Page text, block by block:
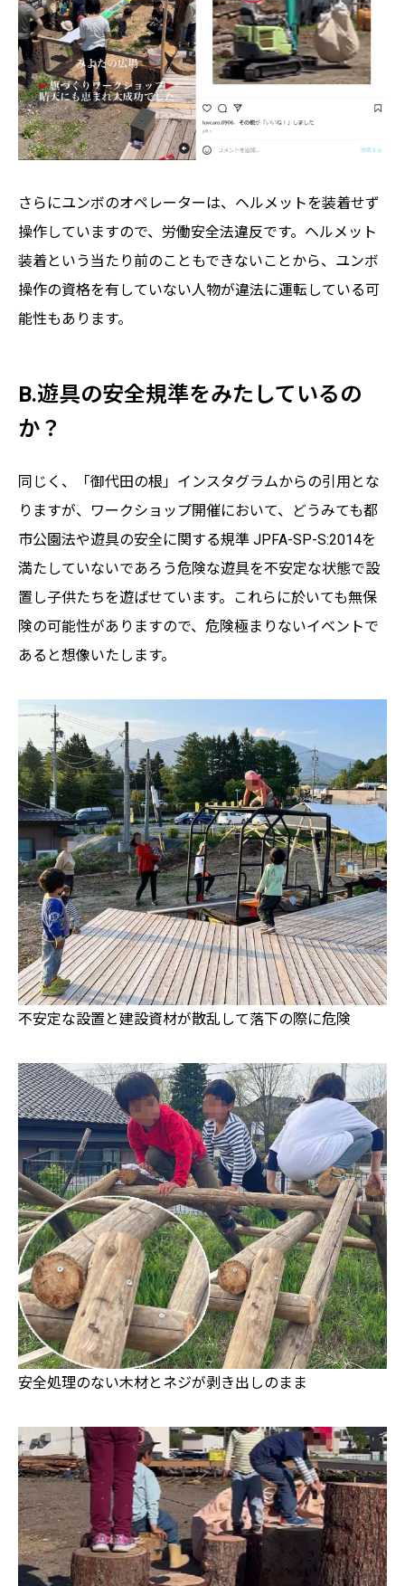
さらにユンボのオペレーターは、ヘルメットを装着せず
操作していますので、労働安全法違反です。ヘルメット
装着という当たり前のこともできないことから、ユンボ
操作の資格を有していない人物が違法に運転している可
能性もあります。
B.遊具の安全規準をみたしているの
か？
同じく、「御代田の根」インスタグラムからの引用とな
りますが、ワークショップ開催において、どうみても都
市公園法や遊具の安全に関する規準 JPFA-SP-S:2014を
満たしていないであろう危険な遊具を不安定な状態で設
置し子供たちを遊ばせています。これらに於いても無保
険の可能性がありますので、危険極まりないイベントで
あると想像いたします。
不安定な設置と建設資材が散乱して落下の際に危険
安全処理のない木材とネジが剥き出しのまま